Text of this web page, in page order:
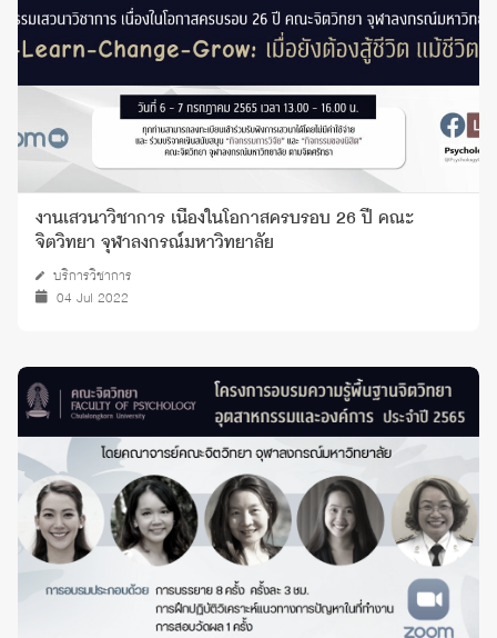
งานเสวนาวิชาการ เนื่องในโอกาสครบรอบ 26 ปี คณะ
จิตวิทยา จุฬาลงกรณ์มหาวิทยาลัย
บริการวิชาการ
04 Jul 2022